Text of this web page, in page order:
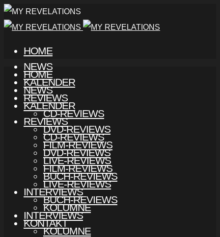
HOME
NEWS
KALENDER
REVIEWS
CD-REVIEWS
DVD-REVIEWS
FILM-REVIEWS
LIVE-REVIEWS
BUCH-REVIEWS
INTERVIEWS
KOLUMNE
KONTAKT
HOME
NEWS
KALENDER
REVIEWS
CD-REVIEWS
DVD-REVIEWS
FILM-REVIEWS
LIVE-REVIEWS
BUCH-REVIEWS
INTERVIEWS
KOLUMNE